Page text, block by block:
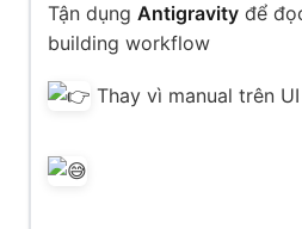
Tận dụng Antigravity để
building workflow
Thay vì manual trên